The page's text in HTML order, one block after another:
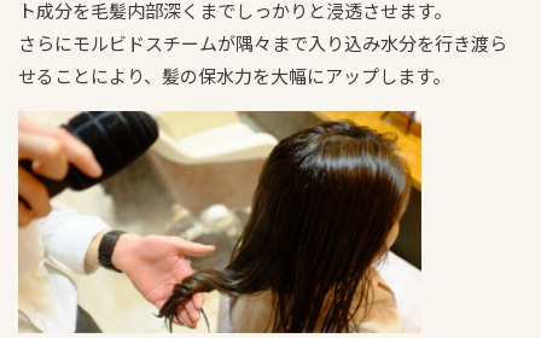
ト成分を毛髪内部深くまでしっかりと浸透させます。
さらにモルビドスチームが隅々まで入り込み水分を行き渡ら
せることにより、髪の保水力を大幅にアップします。
春日店
Beautism
loundge